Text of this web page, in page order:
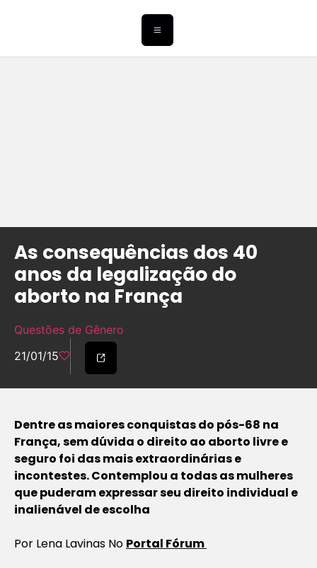
As consequências dos 40
anos da legalização do
aborto na França
Questões de Gênero
21/01/15
Dentre as maiores conquistas do pós-68 na
França, sem dúvida o direito ao aborto livre e
seguro foi das mais extraordinárias e
incontestes. Contemplou a todas as mulheres
que puderam expressar seu direito individual e
inalienável de escolha
Por Lena Lavinas No Portal Fórum